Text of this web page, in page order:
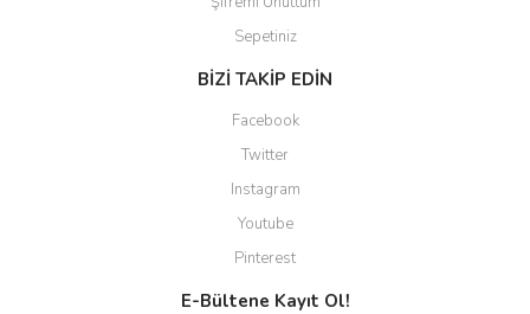
Sepetiniz
BİZİ TAKİP EDİN
Facebook
Twitter
Instagram
Youtube
Pinterest
E-Bültene Kayıt Ol!